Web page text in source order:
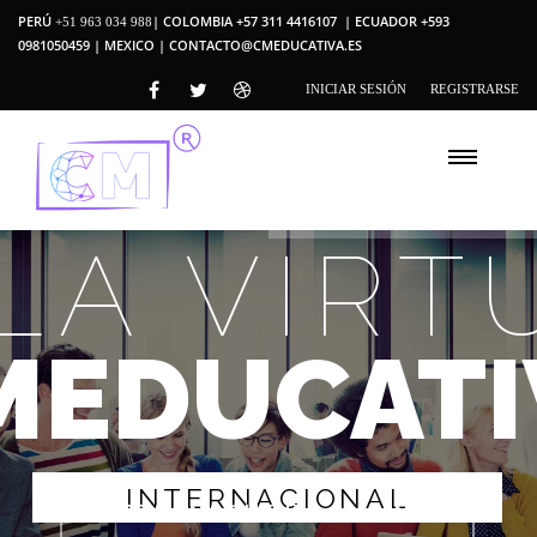
PERÚ +51 963 034 988 | COLOMBIA +57 311 4416107 | ECUADOR +593
0981050459 | MEXICO | CONTACTO@CMEDUCATIVA.ES
INICIAR SESIÓN REGISTRARSE
I N T E R N A C I O NA L
CREA UNA CUENTA ALUMNO